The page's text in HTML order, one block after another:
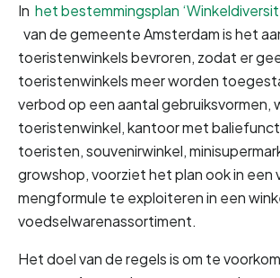
In het bestemmingsplan
van de gemeente Amsterdam is het
toeristenwinkels bevroren, zodat er
toeristenwinkels meer worden
verbod op een aantal gebruiksvormen,
toeristenwinkel, kantoor met
toeristen, souvenirwinkel,
growshop, voorziet het plan ook in een
mengformule te exploiteren in een
voedselwarenassortiment.
Het doel van de regels is om te